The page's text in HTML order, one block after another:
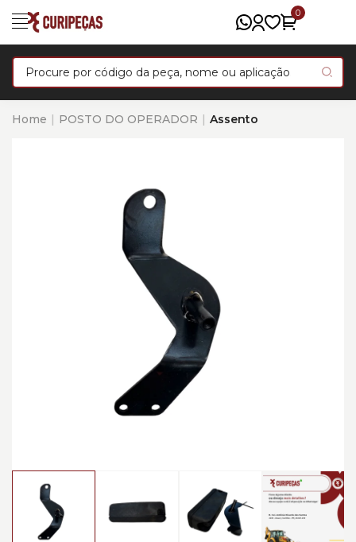
0
Home POSTO DO OPERADOR Assento